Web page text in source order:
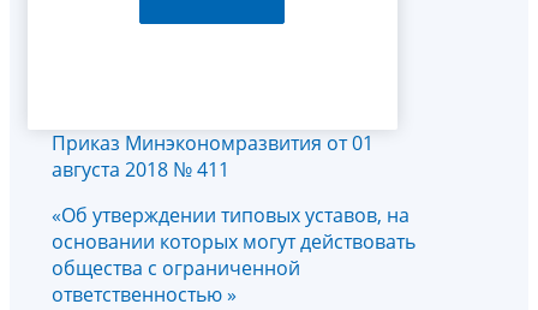
Приказ Минэкономразвития от 01
августа 2018 № 411
«Об утверждении типовых уставов, на
основании которых могут действовать
общества с ограниченной
ответственностью »